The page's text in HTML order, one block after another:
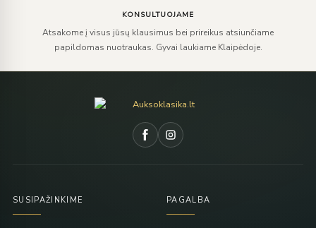
KONSULTUOJAME
Atsakome į visus jūsų klausimus bei prireikus atsiunčiame
papildomas nuotraukas. Gyvai laukiame Klaipėdoje.
SUSIPAŽINKIME PAGALBA